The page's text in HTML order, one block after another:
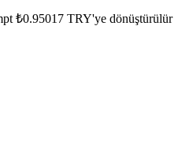
vadeli işlemler
₺0.95017 TRY'ye dönüştürülür